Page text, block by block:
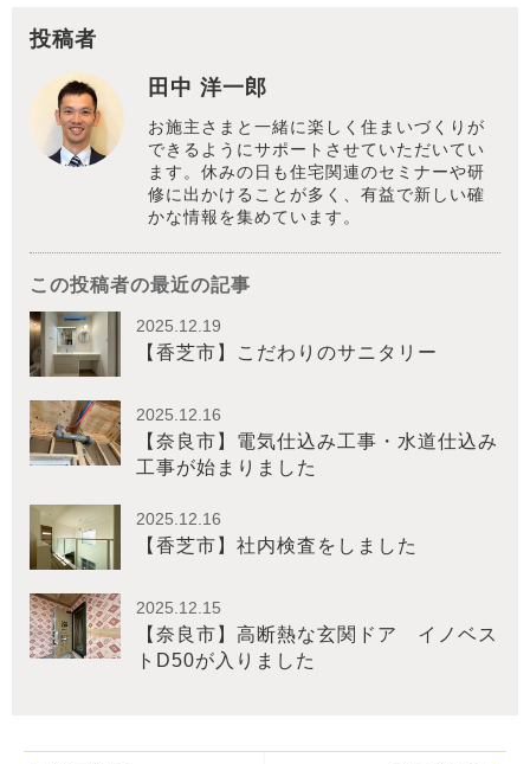
投稿者
田中 洋一郎
お施主さまと一緒に楽しく住まいづくりが
できるようにサポートさせていただいてい
ます。休みの日も住宅関連のセミナーや研
修に出かけることが多く、有益で新しい確
かな情報を集めています。
この投稿者の最近の記事
2025.12.19
【香芝市】こだわりのサニタリー
2025.12.16
【奈良市】電気仕込み工事・水道仕込み
工事が始まりました
2025.12.16
【香芝市】社内検査をしました
2025.12.15
【奈良市】高断熱な玄関ドア イノベス
トD50が入りました